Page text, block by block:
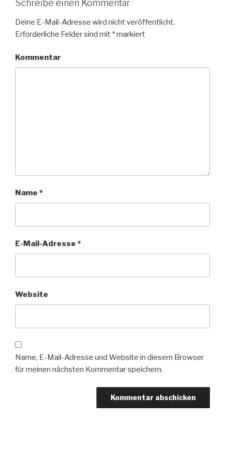
Schreibe einen Kommentar
Deine E-Mail-Adresse wird nicht veröffentlicht.
Erforderliche Felder sind mit *markiert
Kommentar
Name *
E-Mail-Adresse *
Website
Name, E-Mail-Adresse und Website in diesem Browser
für meinen nächsten Kommentar speichern.